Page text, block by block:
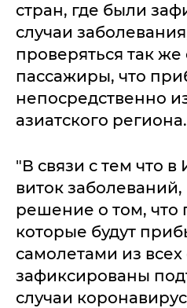
стран, где были
случаи
проверяться так же
пассажиры, что
непосредственно
азиатского региона.
"В связи с тем что
виток
решение о том, что
которые будут
самолетами из
зафиксированы
случаи